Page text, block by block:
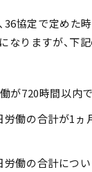
36協定で定めた
なりますが、下
が720時間以内
働の合計が1ヵ
働の合計につい